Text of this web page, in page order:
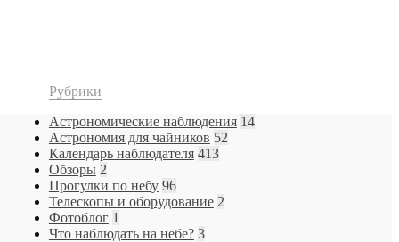
Рубрики
Астрономические наблюдения 14
Астрономия для чайников 52
Календарь наблюдателя 413
Обзоры 2
Прогулки по небу 96
Телескопы и оборудование 2
Фотоблог 1
Что наблюдать на небе? 3